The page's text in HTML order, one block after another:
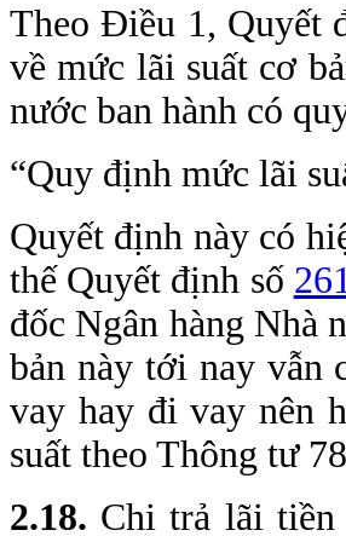
Theo Điều 1, Quyết
về mức lãi suất cơ
nước ban hành có
“Quy định mức lãi
Quyết định này có
thế Quyết định số
đốc Ngân hàng Nhà
bản này tới nay vẫn
vay hay đi vay nên
suất theo Thông tư
2.18. Chi trả lãi tiền